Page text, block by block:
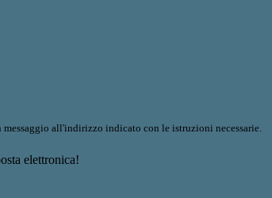
messaggio all'indirizzo indicato con le istruzioni necessarie.
elettronica!